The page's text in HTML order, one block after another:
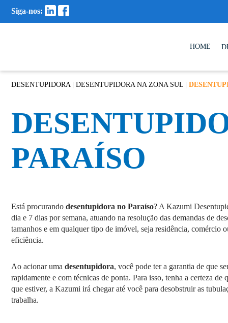
Siga-nos:
HOME
DESENTUPIDORA| DESENTUPIDORA NA ZONA SUL
PARAÍSO
Está procurando desentupidora no Paraíso? A Kazumi
dia e 7 dias por semana, atuando na resolução das demandas de
tamanhos e em qualquer tipo de imóvel, seja residência, comércio
eficiência.
Ao acionar uma desentupidora, você pode ter a garantia de que
rapidamente e com técnicas de ponta. Para isso, tenha a certeza de
que estiver, a Kazumi irá chegar até você para desobstruir as
trabalha.